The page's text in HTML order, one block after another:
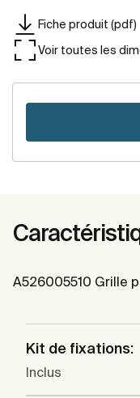
Fiche produit (pdf)
Voir toutes les
A526005510 Grille
Kit de fixations:
Inclus